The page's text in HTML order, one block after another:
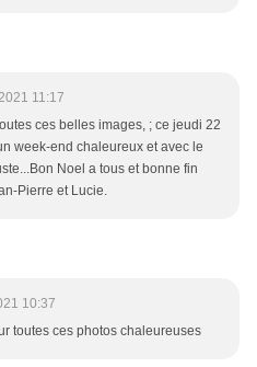
11:17
ces belles images, ; ce jeudi 22
week-end chaleureux et avec le
Noel a tous et bonne fin
Pierre et Lucie.
10:37
toutes ces photos chaleureuses